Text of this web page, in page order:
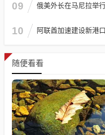
09 俄美外长在马尼拉举
10 阿联酋加速建设新港
随便看看